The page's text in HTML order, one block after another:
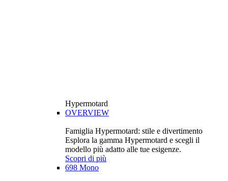
Hypermotard
OVERVIEW
Famiglia Hypermotard: stile e divertimento
Esplora la gamma Hypermotard e scegli il
modello più adatto alle tue esigenze.
Scopri di più
698 Mono